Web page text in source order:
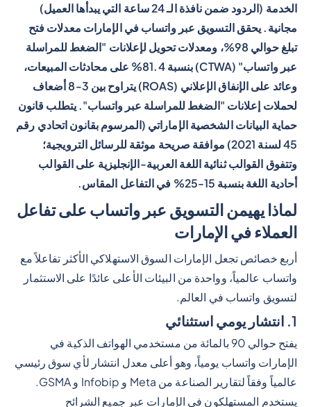
الخدمة (الردود ضمن نافذة الـ 24 ساعة التي يبدأها العميل)
مجانية. يحقق التسويق عبر واتساب في الإمارات معدلات فتح
تبلغ حوالي 98%، ومعدلات تحويل لإعلانات "الضغط للمراسلة
عبر واتساب" (CTWA) بنسبة 81.4% على محادثات المبيعات،
وعائد على الإنفاق الإعلاني (ROAS) يتراوح بين 3-8 أضعاف
لحملات إعلانات "الضغط للمراسلة عبر واتساب". يتطلب قانون
حماية البيانات الشخصية الإماراتي (المرسوم بقانون اتحادي رقم
45 لسنة 2021) موافقة صريحة موثقة للرسائل الترويجية؛
وتتفوق القوالب ثنائية اللغة العربية-الإنجليزية على القوالب
أحادية اللغة بنسبة 15-25% في التفاعل المقاس.
لماذا يهيمن التسويق عبر واتساب على تفاعل
العملاء في الإمارات
أربع خصائص تجعل الإمارات السوق الاستهلاكي الأكثر تفاعلاً مع
واتساب عالمياً، وواحدة من البيئات الأعلى عائدًا على الاستثمار
لتسويق واتساب في العالم.
1. انتشار يومي استثنائي
يفتح حوالي 90 بالمائة من مستخدمي الهواتف الذكية في
الإمارات واتساب يومياً، وهو أعلى معدل انتشار لأي سوق رئيسي
عالمياً وفقاً لتقارير الصناعة من Meta و Infobip و GSMA.
يستخدم المستهلكون في الإمارات عبر جميع الشرائح